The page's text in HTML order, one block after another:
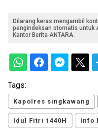
Dilarang keras mengambil
pengindeksan otomatis untuk
Kantor Berita ANTARA.
Tags:
Kapolres singkawang
Idul Fitri 1440H Info